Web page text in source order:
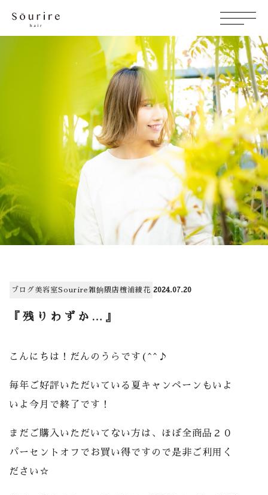
ブログ美容室Sourire雑餉隈店檀浦綾花 2024.07.20
『残りわずか…』
こんにちは！だんのうらです(^^♪
毎年ご好評いただいている夏キャンペーンもいよ
いよ今月で終了です！
まだご購入いただいてない方は、ほぼ全商品２０
パーセントオフでお買い得ですので是非ご利用く
ださい☆